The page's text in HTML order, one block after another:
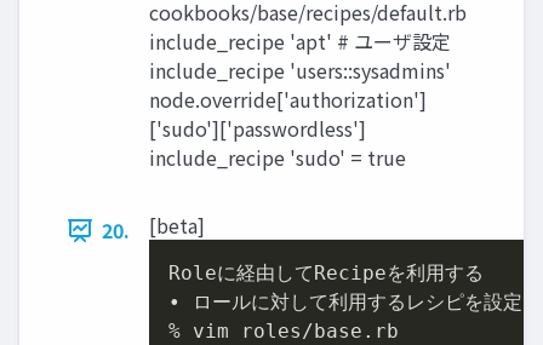
cookbooks/base/recipes/default.rb
include_recipe 'apt' # ユーザ設定
include_recipe 'users::sysadmins'
node.override['authorization']
['sudo']['passwordless']
include_recipe 'sudo' = true
20. [beta]
Roleに経由してRecipeを利用する
• ロールに対して利用するレシピを設定
% vim roles/base.rb